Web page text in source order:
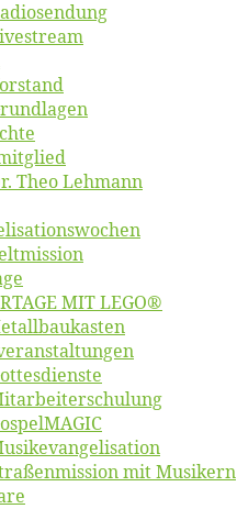
Theo Lehmann
MIT LEGO®
mit Musikern